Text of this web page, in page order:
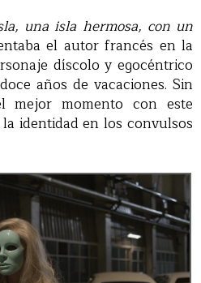
una isla hermosa, con un
el autor francés en la
díscolo y egocéntrico
años de vacaciones. Sin
momento con este
identidad en los convulsos